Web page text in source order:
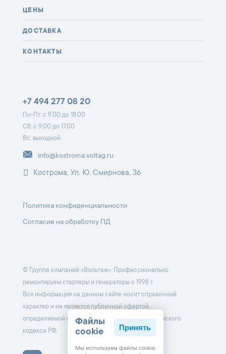
ЦЕНЫ
ДОСТАВКА
КОНТАКТЫ
+7 494 277 08 20
Пн-Пт: с 9.00 до 18.00
Сб: с 9.00 до 17.00
Вс: выходной
info@kostroma.voltag.ru
Кострома, Ул. Ю. Смирнова, 36
Политика конфиденциальности
Согласие на обработку ПД
© Группа компаний «Вольтаж». Профессионально
ремонтируем стартеры и генераторы с 1998 г.
Вся информация на данном сайте носит справочный
характер и не является публичной офертой,
определяемой положениями Статьи 437 Гражданского
кодекса РФ.
Файлы
cookie
Принять
Мы используем файлы cookie,